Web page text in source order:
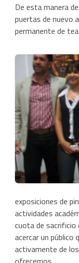
De esta manera
puertas de nuevo
permanente de
exposiciones de
actividades
cuota de
acercar un público
activamente de